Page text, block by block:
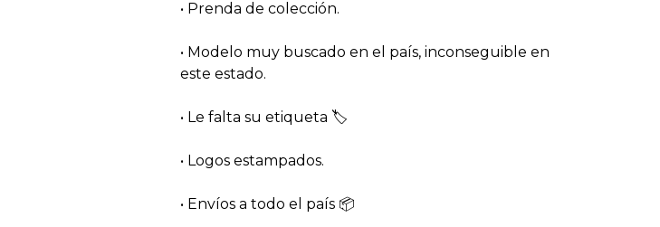
• Prenda de colección.
• Modelo muy buscado en el país, inconseguible en
este estado.
• Le falta su etiqueta 🏷
• Logos estampados.
• Envíos a todo el país 📦